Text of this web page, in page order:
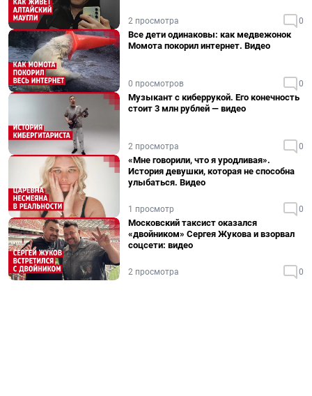
2 просмотра 0
Все дети одинаковы: как медвежонок
Момота покорил интернет. Видео
0 просмотров 0
Музыкант с киберрукой. Его конечность
стоит 3 млн рублей — видео
2 просмотра 0
«Мне говорили, что я уродливая».
История девушки, которая не способна
улыбаться. Видео
1 просмотр 0
Московский таксист оказался
«двойником» Сергея Жукова и взорвал
соцсети: видео
2 просмотра 0